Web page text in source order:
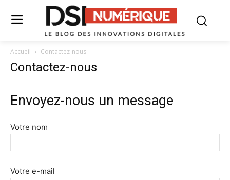
Accueil Contactez-nous
Contactez-nous
Envoyez-nous un message
Votre nom
Votre e-mail